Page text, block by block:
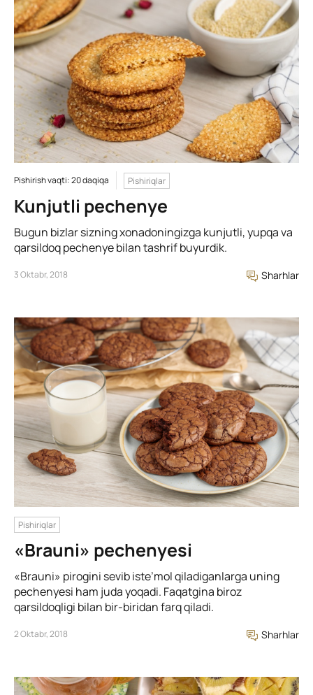
Pishirish vaqti: 20 daqiqa Pishiriqlar
Kunjutli pechenye
Bugun bizlar sizning xonadoningizga kunjutli, yupqa va
qarsildoq pechenye bilan tashrif buyurdik.
3 Oktabr, 2018 Sharhlar
Pishiriqlar
«Brauni» pechenyesi
«Brauni» pirogini sevib iste’mol qiladiganlarga uning
pechenyesi ham juda yoqadi. Faqatgina biroz
qarsildoqligi bilan bir-biridan farq qiladi.
2 Oktabr, 2018 Sharhlar